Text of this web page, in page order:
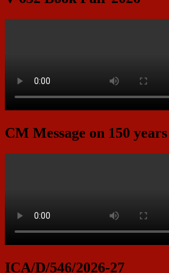
CM Message on 150
ICA/D/546/2026-27